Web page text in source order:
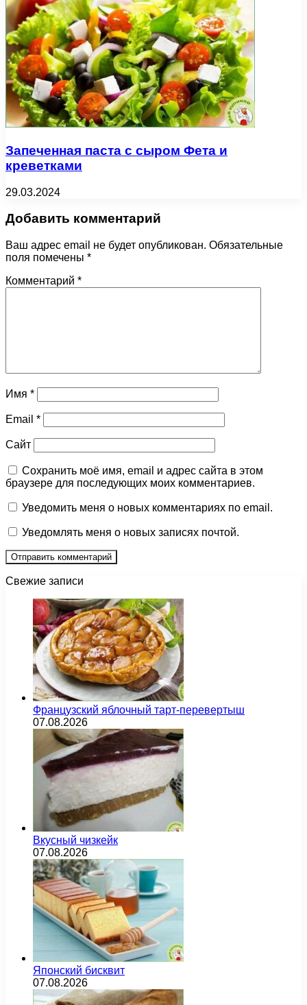
Запеченная паста с сыром Фета и
креветками
29.03.2024
Добавить комментарий
Ваш адрес email не будет опубликован. Обязательные
поля помечены *
Комментарий *
Имя *
Email *
Сайт
Сохранить моё имя, email и адрес сайта в этом
браузере для последующих моих комментариев.
Уведомить меня о новых комментариях по email.
Уведомлять меня о новых записях почтой.
Свежие записи
Французский яблочный тарт-перевертыш
07.08.2026
Вкусный чизкейк
07.08.2026
Японский бисквит
07.08.2026